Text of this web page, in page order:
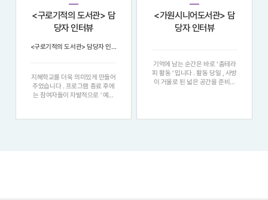
<구로기적의 도서관> 담
당자 인터뷰
<구로기적의 도서관> 담당자 인터뷰
지혜학교를 더욱 의미있게 만들어
주었습니다 . 프로그램 종료 후에
는 참여자들이 자발적으로 ' 예비
ESG 실천을 고려한 프로그램 운영
<가원시니어도서관> 담
당자 인터뷰
기억에 남는 순간은 바로 ‘ 춤테라
피 활동 ’ 입니다 . 활동 당일 , 사방
이 거울로 된 넓은 공간을 준비했
를 빌려왔던 기억이 아직도 생생합